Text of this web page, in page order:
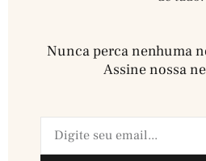
Nunca perca nenhuma
Assine nossa